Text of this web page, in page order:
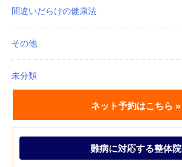
間違いだらけの健康法
その他
未分類
ネット予約はこちら »
難病に対応する整体院